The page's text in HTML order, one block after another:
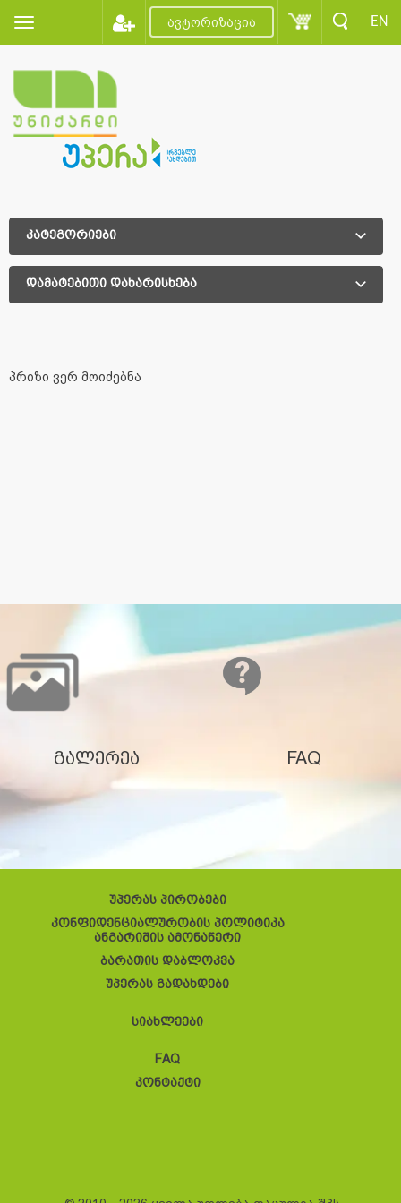
ავტორიზაცია EN
კატეგორიები
დამატებითი დახარისხება
პრიზი ვერ მოიძებნა
გალერეა FAQ
უპერას პირობები
კონფიდენციალურობის პოლიტიკა
ანგარიშის ამონაწერი
ბარათის დაბლოკვა
უპერას გადახდები
სიახლეები
FAQ
კონტაქტი